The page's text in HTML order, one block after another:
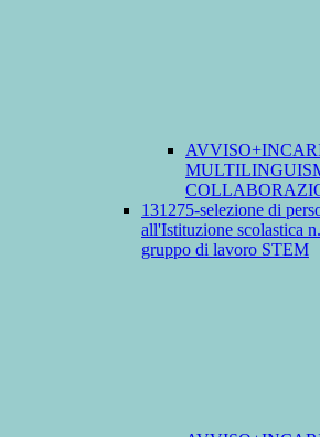
131275-selezione di
all'Istituzione scolastica
gruppo di lavoro STEM